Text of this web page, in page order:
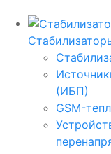
(ИБП)
GSM-